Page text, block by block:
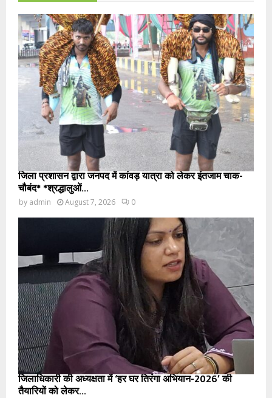
जिला प्रशासन द्वारा जनपद में कांवड़ यात्रा को लेकर इंतजाम चाक-
चौबंद* *श्रद्धालुओं...
by admin August 7, 2026 0
जिलाधिकारी की अध्यक्षता में ‘हर घर तिरंगा अभियान-2026’ की
तैयारियों को लेकर...